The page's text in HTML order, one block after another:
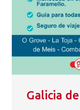
Galicia